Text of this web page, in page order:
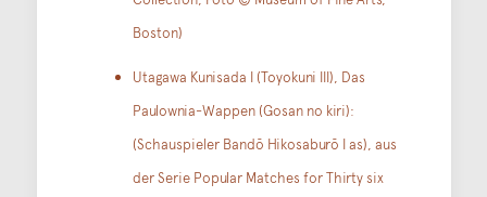
Boston)
Utagawa Kunisada I (Toyokuni III), Das
Paulownia-Wappen (Gosan no kiri):
(Schauspieler Bandō Hikosaburō I as), aus
der Serie Popular Matches for Thirty six